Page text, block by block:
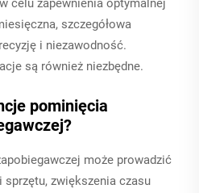
celu zapewnienia optymalnej
szczegółowa
i niezawodność.
są również niezbędne.
pominięcia
może prowadzić
zwiększenia czasu